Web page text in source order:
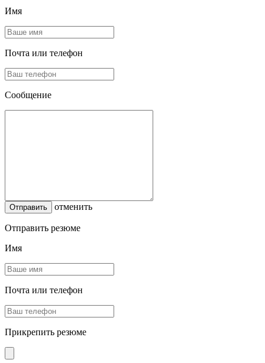
Имя
Почта или телефон
Сообщение
отменить
Отправить резюме
Имя
Почта или телефон
Прикрепить резюме